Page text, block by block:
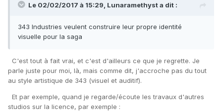
alternatif, alimenté par des récupérateurs humains ou
sur des sites de récupération. Les anciennes stations
humaines et covenantes abandonnées sont soit
démantelées, soit transformées en lieux d'habitation, ou
informations intéressante (ça aurait été le cas d'Argent
Moon sans l'intervention de la Blue Team). C'est pour toutes
ces raisons qu'on retrouve parfois de l'équipement datant
de la guerre, et parfois des nouveaux designs à partir de
2556/2557.
Le 02/02/2017 à 15:29, Lunaramethysta dit :
343 Industries veulent construire leur propre identité
visuelle pour la saga
C'est tout à fait vrai, et c'est d'ailleurs ce que je regrette. Je
parle juste pour moi, là, mais comme dit, j'accroche pas du tout
au style artistique de 343 (visuel et auditif).
Et par exemple, quand je regarde/écoute les travaux d'autres
studios sur la licence, par exemple :